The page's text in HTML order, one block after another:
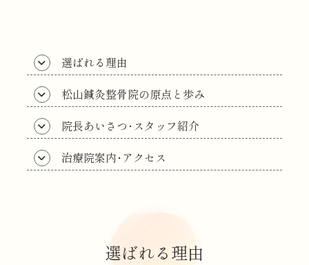
選ばれる理由
松山鍼灸整骨院の原点と歩み
院長あいさつ･スタッフ紹介
治療院案内･アクセス
選ばれる理由